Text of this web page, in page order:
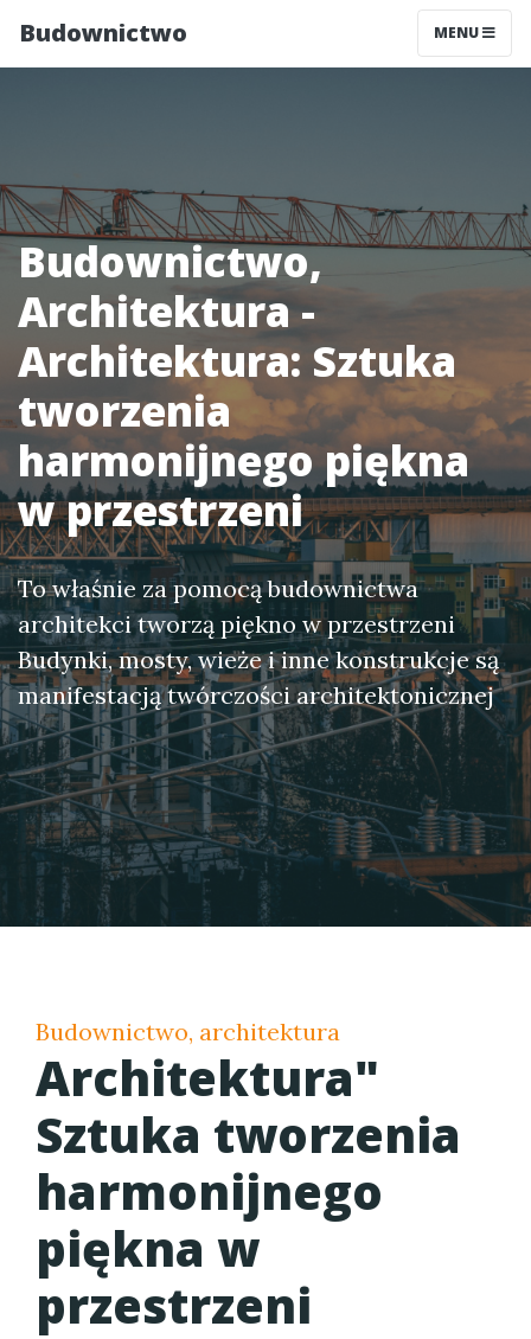
Budownictwo MENU
Budownictwo,
Architektura -
Architektura: Sztuka
tworzenia
harmonijnego piękna
w przestrzeni
To właśnie za pomocą budownictwa
architekci tworzą piękno w przestrzeni
Budynki, mosty, wieże i inne konstrukcje są
manifestacją twórczości architektonicznej
Budownictwo, architektura
Architektura"
Sztuka tworzenia
harmonijnego
piękna w
przestrzeni